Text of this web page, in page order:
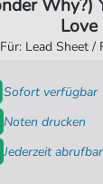
Why?)
Love
Für: Lead Sheet /
Sofort verfügbar
Noten drucken
Jederzeit abrufbar